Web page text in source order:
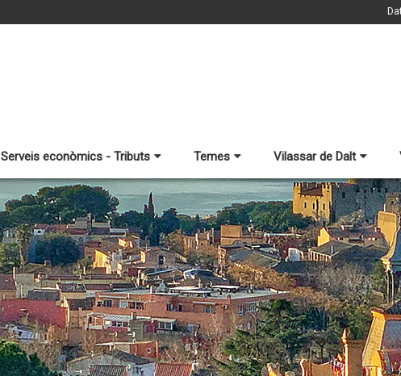
Serveis econòmics - Tributs Temes Vilassar de Dalt